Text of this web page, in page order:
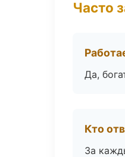
Часто
Да,
Кто
За